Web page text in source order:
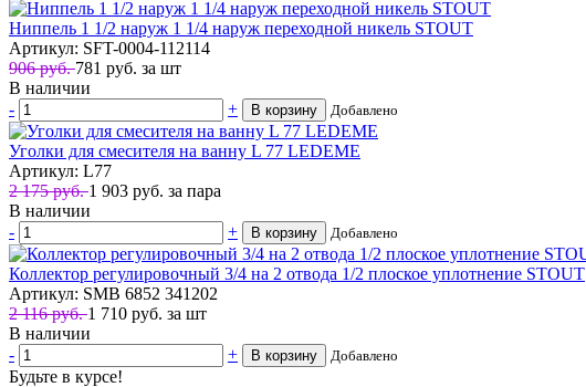
Ниппель 1 1/2 наруж 1 1/4 наруж переходной никель STOUT
Артикул: SFT-0004-112114
906 руб.781 руб. за шт
В наличии
-
+ В корзину Добавлено
Уголки для смесителя на ванну L 77 LEDEME
Артикул: L77
2 175 руб.1 903 руб. за пара
В наличии
-
+ В корзину Добавлено
Коллектор регулировочный 3/4 на 2 отвода 1/2 плоское уплотнение STOUT
Артикул: SMB 6852 341202
2 116 руб.1 710 руб. за шт
В наличии
-
+ В корзину Добавлено
Будьте в курсе!